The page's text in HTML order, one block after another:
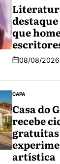
que
08/08/2026
CAPA
Casa do
recebe
gratuitas
artística